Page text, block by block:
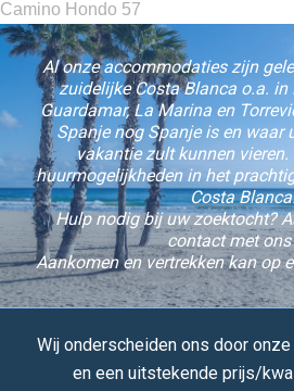
Camino Hondo 57
Al onze accommodaties zijn
zuidelijke Costa Blanca o.a. in
Guardamar, La Marina en
Spanje nog Spanje is en waar
vakantie zult kunnen vieren.
huurmogelijkheden in het
Costa
Hulp nodig bij uw zoektocht?
contact met ons
Aankomen en vertrekken kan op
Wij onderscheiden ons door
en een uitstekende prijs/